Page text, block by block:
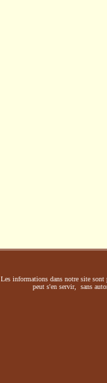
Les informations dans notre site
peut s'en servir, sans